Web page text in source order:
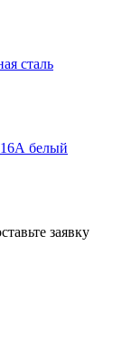
сталь
белый
заявку